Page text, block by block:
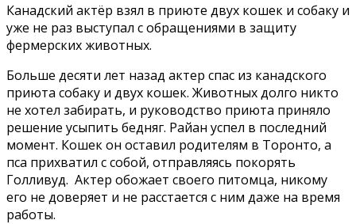
Канадский актёр взял в приюте двух кошек и собаку и
уже не раз выступал с обращениями в защиту
фермерских животных.
Больше десяти лет назад актер спас из канадского
приюта собаку и двух кошек. Животных долго никто
не хотел забирать, и руководство приюта приняло
решение усыпить бедняг. Райан успел в последний
момент. Кошек он оставил родителям в Торонто, а
пса прихватил с собой, отправляясь покорять
Голливуд. Актер обожает своего питомца, никому
его не доверяет и не расстается с ним даже на время
работы.